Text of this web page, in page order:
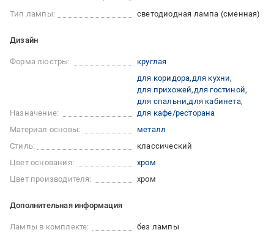
Тип лампы:
светодиодная лампа (сменная)
Дизайн
Форма люстры: круглая
Назначение:
для коридора для кухни
для прихожей для гостиной
для спальни для кабинета
для кафе/ресторана
Материал основы:
металл
Стиль:
классический
Цвет основания:
хром
Цвет производителя:
хром
Дополнительная информация
Лампы в комплекте:
без лампы